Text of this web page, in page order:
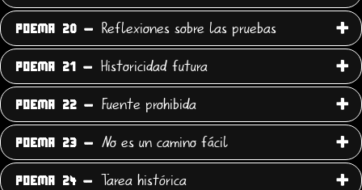
POEMA 20 - Reflexiones sobre las pruebas
POEMA 21 - Historicidad futura
POEMA 22 - Fuente prohibida
POEMA 23 - No es un camino fácil
POEMA 24 - Tarea histórica